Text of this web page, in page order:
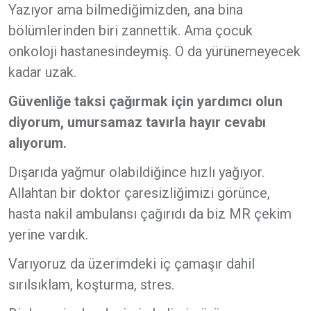
Yazıyor ama bilmediğimizden, ana bina
bölümlerinden biri zannettik. Ama çocuk
onkoloji hastanesindeymiş. O da yürünemeyecek
kadar uzak.
Güvenliğe taksi çağırmak için yardımcı olun
diyorum, umursamaz tavırla hayır cevabı
alıyorum.
Dışarıda yağmur olabildiğince hızlı yağıyor.
Allahtan bir doktor çaresizliğimizi görünce,
hasta nakil ambulansı çağırıdı da biz MR çekim
yerine vardık.
Varıyoruz da üzerimdeki iç çamaşır dahil
sırılsıklam, koşturma, stres.